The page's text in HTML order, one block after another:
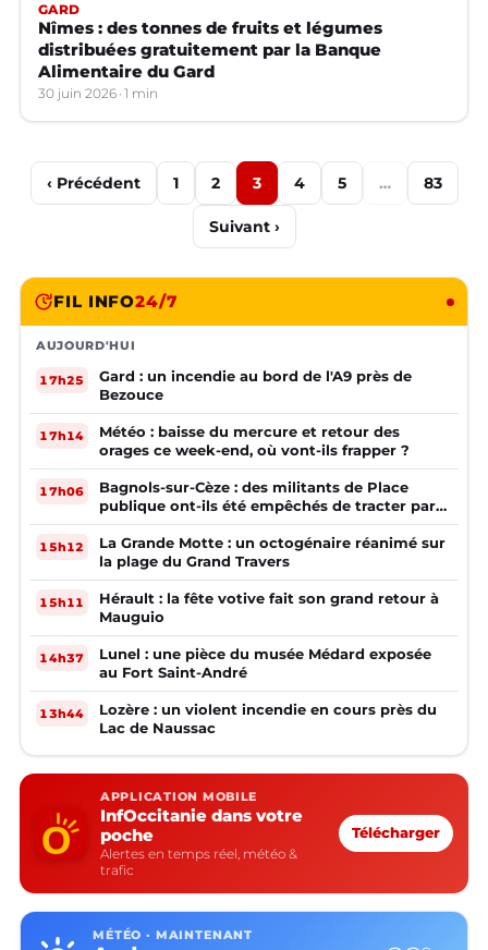
GARD
Nîmes : des tonnes de fruits et légumes
distribuées gratuitement par la Banque
Alimentaire du Gard
30 juin 2026 1 min
‹ Précédent 1 2 3 4 5 … 83
Suivant ›
FIL INFO24/7
AUJOURD'HUI
17h25
Gard : un incendie au bord de l'A9 près de
Bezouce
17h14
Météo : baisse du mercure et retour des
orages ce week-end, où vont-ils frapper ?
17h06
Bagnols-sur-Cèze : des militants de Place
publique ont-ils été empêchés de tracter par
la mairie ?
15h12
La Grande Motte : un octogénaire réanimé sur
la plage du Grand Travers
15h11
Hérault : la fête votive fait son grand retour à
Mauguio
14h37
Lunel : une pièce du musée Médard exposée
au Fort Saint-André
13h44
Lozère : un violent incendie en cours près du
Lac de Naussac
APPLICATION MOBILE
InfOccitanie dans votre
poche
Alertes en temps réel, météo &
trafic
Télécharger
MÉTÉO · MAINTENANT